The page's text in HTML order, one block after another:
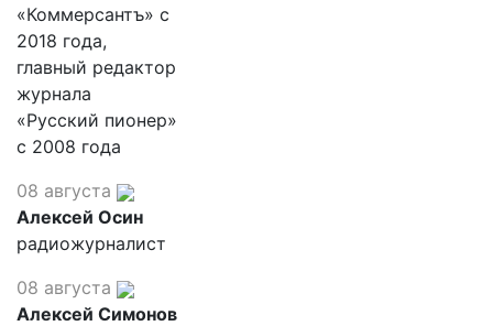
«Коммерсантъ» с
2018 года,
главный редактор
журнала
«Русский пионер»
с 2008 года
08 августа
Алексей Осин
радиожурналист
08 августа
Алексей Симонов